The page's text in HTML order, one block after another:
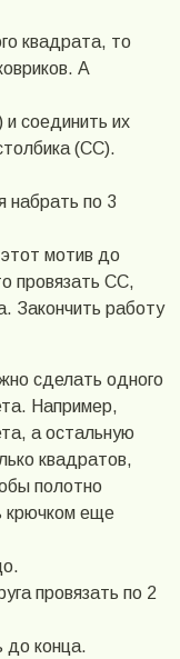
квадрата, то
А
соединить их
(СС).
набрать по 3
мотив до
провязать СС,
Закончить работу
сделать одного
Например,
а остальную
квадратов,
полотно
крючком еще
провязать по 2
конца.